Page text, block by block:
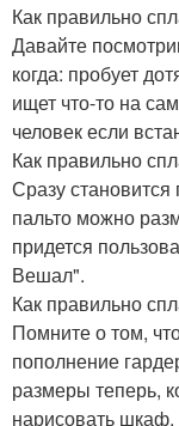
Как правильно
Давайте
когда: пробует
ищет что-то на
человек если
Как правильно
Сразу
пальто можно
придется
Вешал".
Как правильно
Помните о том,
пополнение
размеры теперь,
нарисовать шкаф.